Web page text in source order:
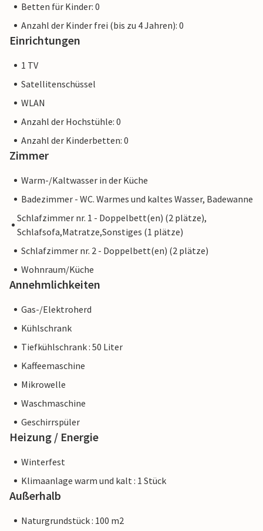
Betten für Kinder: 0
Anzahl der Kinder frei (bis zu 4 Jahren): 0
Einrichtungen
1 TV
Satellitenschüssel
WLAN
Anzahl der Hochstühle: 0
Anzahl der Kinderbetten: 0
Zimmer
Warm-/Kaltwasser in der Küche
Badezimmer - WC. Warmes und kaltes Wasser, Badewanne
Schlafzimmer nr. 1 - Doppelbett(en) (2 plätze),
Schlafsofa,Matratze,Sonstiges (1 plätze)
Schlafzimmer nr. 2 - Doppelbett(en) (2 plätze)
Wohnraum/Küche
Annehmlichkeiten
Gas-/Elektroherd
Kühlschrank
Tiefkühlschrank : 50 Liter
Kaffeemaschine
Mikrowelle
Waschmaschine
Geschirrspüler
Heizung / Energie
Winterfest
Klimaanlage warm und kalt : 1 Stück
Außerhalb
Naturgrundstück : 100 m2